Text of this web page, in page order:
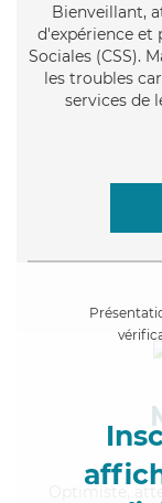
Bienveillant,
d'expérience et
Sociales (CSS).
les troubles
services de
,